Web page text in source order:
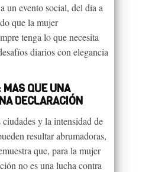
un evento social, del día a
que la mujer
tenga lo que necesita
diarios con elegancia
MÁS QUE UNA
DECLARACIÓN
y la intensidad de
resultar abrumadoras,
que, para la mujer
no es una lucha contra